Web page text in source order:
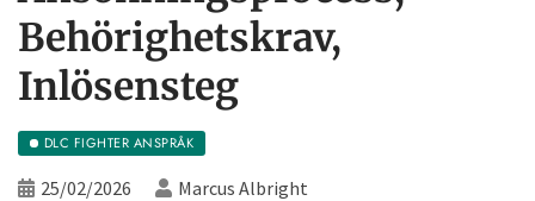
Behörighetskrav,
Inlösensteg
DLC FIGHTER ANSPRÅK
25/02/2026 Marcus Albright